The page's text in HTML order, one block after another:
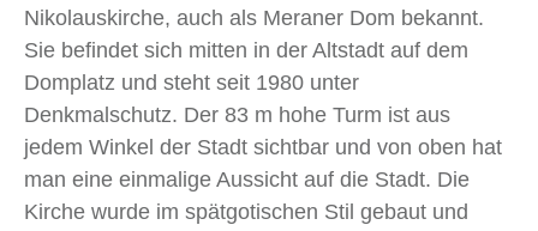
Nikolauskirche, auch als Meraner Dom bekannt.
Sie befindet sich mitten in der Altstadt auf dem
Domplatz und steht seit 1980 unter
Denkmalschutz. Der 83 m hohe Turm ist aus
jedem Winkel der Stadt sichtbar und von oben hat
man eine einmalige Aussicht auf die Stadt. Die
Kirche wurde im spätgotischen Stil gebaut und